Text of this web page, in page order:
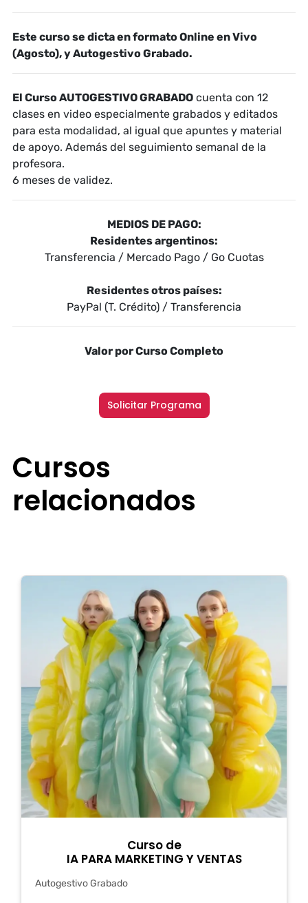
Este curso se dicta en formato Online en Vivo
(Agosto), y Autogestivo Grabado.
El Curso AUTOGESTIVO GRABADO cuenta con 12
clases en video especialmente grabados y editados
para esta modalidad, al igual que apuntes y material
de apoyo. Además del seguimiento semanal de la
profesora.
6 meses de validez.
MEDIOS DE PAGO:
Residentes argentinos:
Transferencia / Mercado Pago / Go Cuotas
Residentes otros países:
PayPal (T. Crédito) / Transferencia
Valor por Curso Completo
Solicitar Programa
Cursos
relacionados
Curso de
IA PARA MARKETING Y VENTAS
Autogestivo Grabado